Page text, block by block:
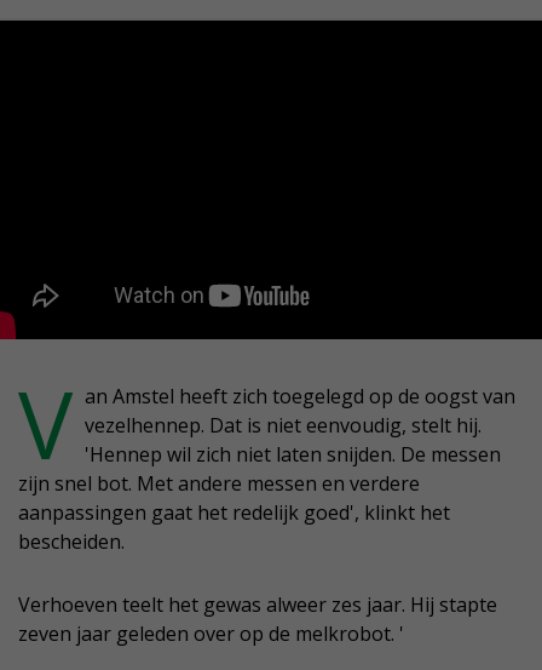
V an Amstel heeft zich toegelegd op de oogst van
vezelhennep. Dat is niet eenvoudig, stelt hij.
'Hennep wil zich niet laten snijden. De messen
zijn snel bot. Met andere messen en verdere
aanpassingen gaat het redelijk goed', klinkt het
bescheiden.
Verhoeven teelt het gewas alweer zes jaar. Hij stapte
zeven jaar geleden over op de melkrobot. '